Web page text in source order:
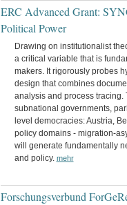
ERC Advanced Grant:
Political Power
Drawing on institutionalist
a critical variable that is
makers. It rigorously probes
design that combines
analysis and process tracing.
subnational governments,
level democracies: Austria,
policy domains - migration-
will generate fundamentally
and policy. mehr
Forschungsverbund